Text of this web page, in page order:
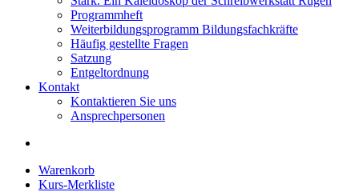
Programmheft
Weiterbildungsprogramm Bildungsfachkräfte
Häufig gestellte Fragen
Satzung
Entgeltordnung
Kontakt
Kontaktieren Sie uns
Ansprechpersonen
Warenkorb
Kurs-Merkliste